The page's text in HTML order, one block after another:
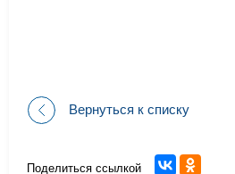
Вернуться к списку
Поделиться ссылкой